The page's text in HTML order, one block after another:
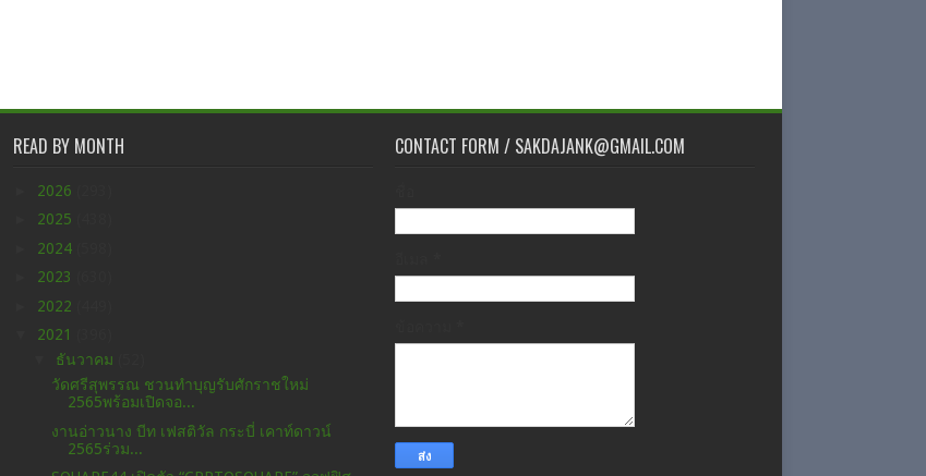
READ BY MONTH
2026
2025
2024
2023
2022
2021
ธันวาคม
วัดศรีสุพรรณ ชวนทำบุญรับศักราชใหม่
2565พร้อมเปิดจอ...
งานอ่าวนาง บีท เฟสติวัล กระบี่ เคาท์ดาวน์
2565ร่วม...
CONTACT FORM / SAKDAJANK@GMAIL.COM